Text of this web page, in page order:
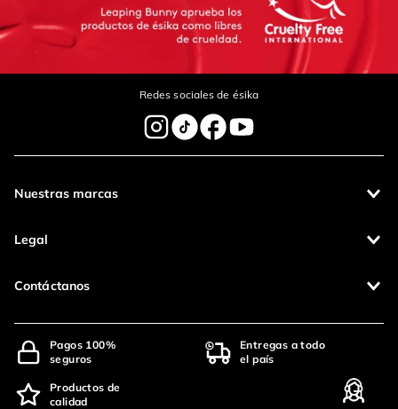
Redes sociales de ésika
Nuestras marcas
Legal
Contáctanos
Pagos 100%
seguros
Entregas a todo
el país
Productos de
calidad